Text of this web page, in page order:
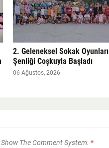
2. Geleneksel Sokak Oyunları
Şenliği Coşkuyla Başladı
06 Ağustos, 2026
The Comment System. *